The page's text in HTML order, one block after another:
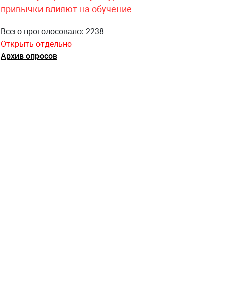
привычки влияют на обучение
Всего проголосовало: 2238
Открыть отдельно
Архив опросов